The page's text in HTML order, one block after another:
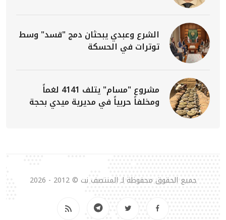
الشرع وعبدي يبحثان دمج "قسد" وسط
توترات في الحسكة
مشروع "مسام" يتلف 4141 لغماً
ومخلفاً حربياً في مديرية ميدي بحجة
جميع الحقوق محفوظة لـ المنتصف نت © 2012 - 2026